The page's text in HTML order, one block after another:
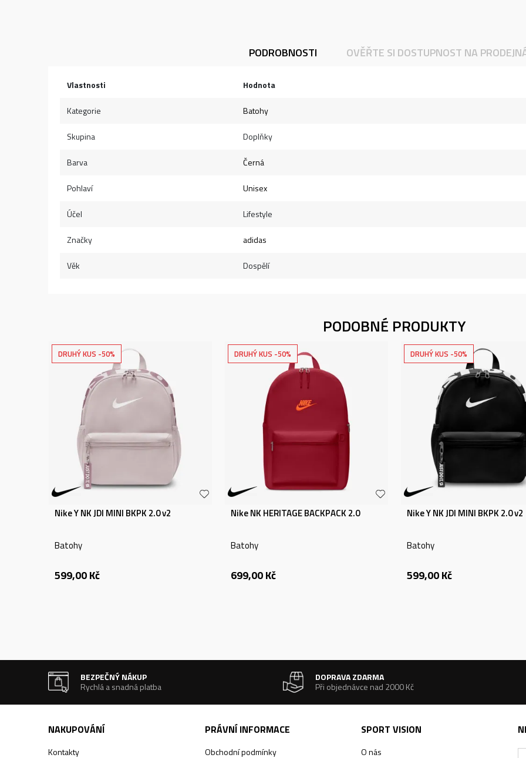
PODROBNOSTI OVĚŘTE SI DOSTUPNOST NA
Vlastnosti Hodnota
Kategorie Batohy
Skupina Doplňky
Barva Černá
Pohlaví Unisex
Účel Lifestyle
Značky adidas
Věk Dospělí
PODOBNÉ PRODUKTY
DRUHÝ KUS -50%
Nike Y NK JDI MINI BKPK 2.0 v2
Batohy
599,00Kč
DRUHÝ KUS -50%
Nike NK HERITAGE BACKPACK 2.0
Batohy
699,00Kč
DRUHÝ KUS -50%
Nike Y NK JDI MINI BKPK 2.0 v2
Batohy
599,00Kč
BEZPEČNÝ NÁKUP
Rychlá a snadná platba
DOPRAVA ZDARMA
Při objednávce nad 2000 Kč
NAKUPOVÁNÍ
Kontakty
PRÁVNÍ INFORMACE
Obchodní podmínky
SPORT VISION
O nás